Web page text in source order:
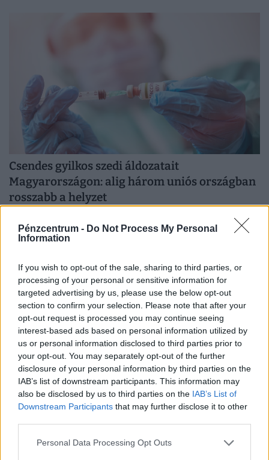
Pénzcentrum - Do Not Process My Personal
Information
If you wish to opt-out of the sale, sharing to third parties, or
processing of your personal or sensitive information for
targeted advertising by us, please use the below opt-out
section to confirm your selection. Please note that after your
opt-out request is processed you may continue seeing
interest-based ads based on personal information utilized by
us or personal information disclosed to third parties prior to
your opt-out. You may separately opt-out of the further
disclosure of your personal information by third parties on the
IAB’s list of downstream participants. This information may
also be disclosed by us to third parties on the IAB’s List of
Downstream Participants that may further disclose it to other
Personal Data Processing Opt Outs
Csendes gyilkos szedi áldozatait
Magyarországon: alig három uniós országban
rosszabb a helyzet
Soha nem haltak meg ilyen kevesen vírusos hepatitisben
az Európai Unióban, Magyarország azonban továbbra
sem tartozik a legjobban teljesítő országok közé.
Veszélyes játékhamisítványok terjednek: ha
vettél ilyet, nézd meg, minden rendben van-e